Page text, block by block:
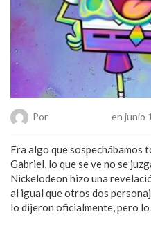
Por en junio
Era algo que sospechábamos
Gabriel, lo que se ve no se
Nickelodeon hizo una
al igual que otros dos
lo dijeron oficialmente, pero